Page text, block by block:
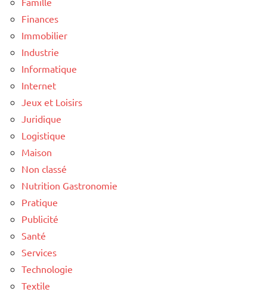
Finances
Immobilier
Industrie
Informatique
Internet
Jeux et Loisirs
Juridique
Logistique
Maison
Non classé
Nutrition Gastronomie
Pratique
Publicité
Santé
Services
Technologie
Textile